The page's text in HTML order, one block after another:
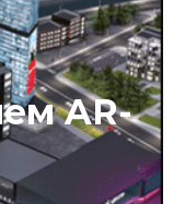
AR-